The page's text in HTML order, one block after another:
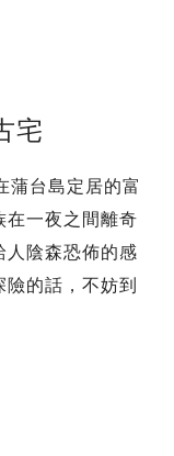
宅
蒲台島定居的富
在一夜之間離奇
人陰森恐佈的感
的話，不妨到